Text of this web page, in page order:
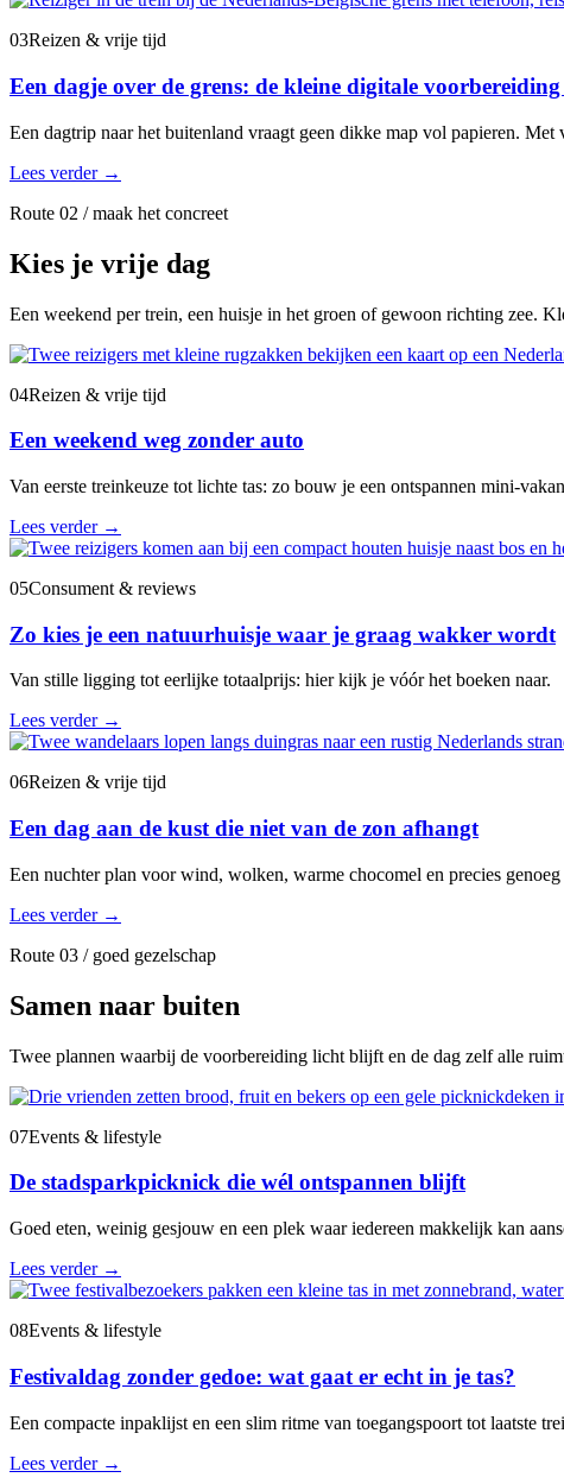
03Reizen & vrije tijd
Een dagje over de grens: de kleine digitale
Een dagtrip naar het buitenland vraagt geen dikke map vol papieren.
Lees verder →
Route 02 / maak het concreet
Kies je vrije dag
Een weekend per trein, een huisje in het groen of gewoon richting zee.
04Reizen & vrije tijd
Een weekend weg zonder auto
Van eerste treinkeuze tot lichte tas: zo bouw je een ontspannen mini-
Lees verder →
05Consument & reviews
Zo kies je een natuurhuisje waar je graag wakker wordt
Van stille ligging tot eerlijke totaalprijs: hier kijk je vóór het boeken naar.
Lees verder →
06Reizen & vrije tijd
Een dag aan de kust die niet van de zon afhangt
Een nuchter plan voor wind, wolken, warme chocomel en precies genoeg
Lees verder →
Route 03 / goed gezelschap
Samen naar buiten
Twee plannen waarbij de voorbereiding licht blijft en de dag zelf alle
07Events & lifestyle
De stadsparkpicknick die wél ontspannen blijft
Goed eten, weinig gesjouw en een plek waar iedereen makkelijk kan
Lees verder →
08Events & lifestyle
Festivaldag zonder gedoe: wat gaat er echt in je tas?
Een compacte inpaklijst en een slim ritme van toegangspoort tot laatste
Lees verder →